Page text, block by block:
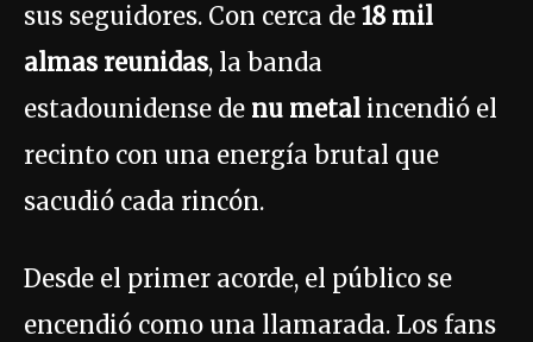
sus seguidores. Con cerca de 18 mil
almas reunidas, la banda
estadounidense de nu metal incendió el
recinto con una energía brutal que
sacudió cada rincón.
Desde el primer acorde, el público se
encendió como una llamarada. Los fans